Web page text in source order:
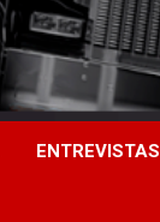
ENTREVISTAS